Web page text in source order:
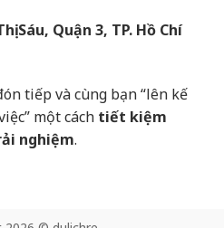
Sáu, Quận 3, TP. Hồ Chí
tiếp và cùng bạn “lên kế
một cách tiết kiệm
nghiệm.